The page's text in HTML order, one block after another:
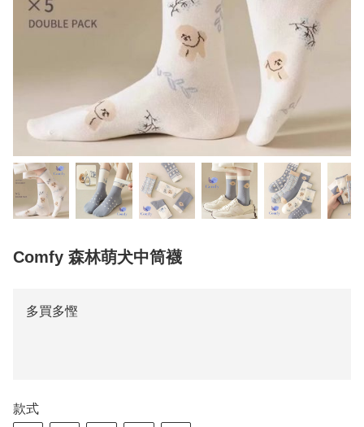
Comfy 森林萌犬中筒襪
多買多慳
款式